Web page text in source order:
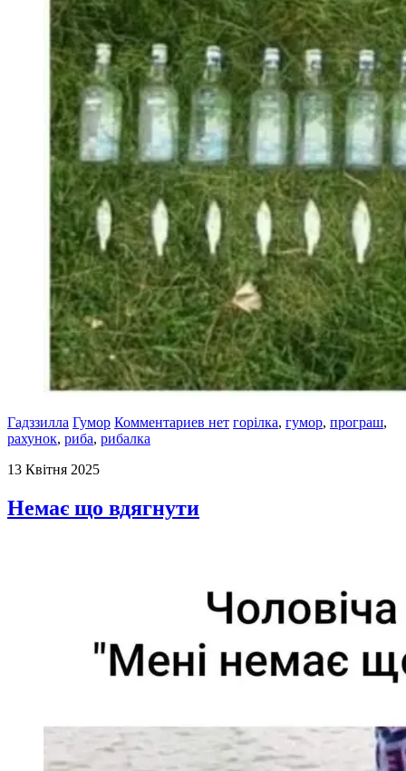
Гадззилла Гумор Комментариев нет горілка, гумор, програш,
рахунок, риба, рибалка
13 Квітня 2025
Немає що вдягнути